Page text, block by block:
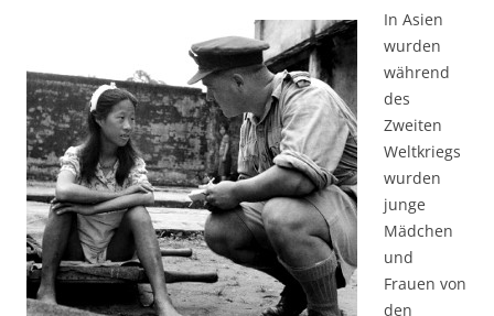
In Asien
wurden
während
des
Zweiten
Weltkriegs
wurden
junge
Mädchen
und
Frauen von
den